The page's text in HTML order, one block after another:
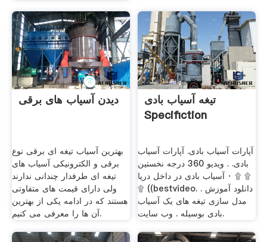
دیدن آسیاب های برقی
بهترین آسیاب تیغه ای برقی نوع
برقی و الکترونیکی آسیاب های
تیغه ای طرفدار چندانی ندارند
ولی دارای قیمت های متفاوتی
هستند که در ادامه یکی از بهترین
آن ها را معرفی می کنیم.
تیغه آسیاب بادی
Specifiction
آپارات آسیاب بادی. آپارات آسیاب
بادی. . ویدیو 360 درجه نخستین
آسیاب بادی در داخل دریا · ۩ ۩
۩ ((bestvideo. . دانلود آموزش
مدل سازی تیغه های یک آسیاب
بادی بوسیله . وب سایت.